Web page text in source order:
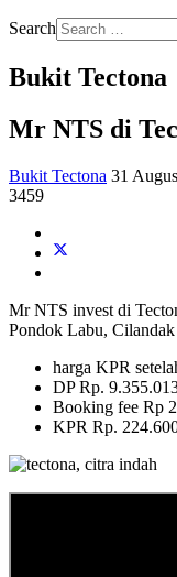
Search
Bukit Tectona
Mr NTS di
Bukit Tectona 31
3459
Mr NTS invest di
Pondok Labu, Cilandak
harga KPR
DP Rp.
Booking fee Rp
KPR Rp.